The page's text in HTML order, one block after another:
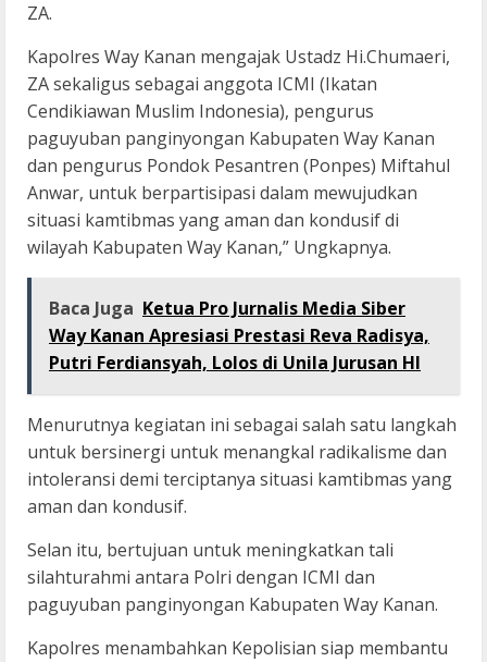
ZA.
Kapolres Way Kanan mengajak Ustadz Hi.Chumaeri,
ZA sekaligus sebagai anggota ICMI (Ikatan
Cendikiawan Muslim Indonesia), pengurus
paguyuban panginyongan Kabupaten Way Kanan
dan pengurus Pondok Pesantren (Ponpes) Miftahul
Anwar, untuk berpartisipasi dalam mewujudkan
situasi kamtibmas yang aman dan kondusif di
wilayah Kabupaten Way Kanan,” Ungkapnya.
Baca Juga Ketua Pro Jurnalis Media Siber
Way Kanan Apresiasi Prestasi Reva Radisya,
Putri Ferdiansyah, Lolos di Unila Jurusan HI
Menurutnya kegiatan ini sebagai salah satu langkah
untuk bersinergi untuk menangkal radikalisme dan
intoleransi demi terciptanya situasi kamtibmas yang
aman dan kondusif.
Selan itu, bertujuan untuk meningkatkan tali
silahturahmi antara Polri dengan ICMI dan
paguyuban panginyongan Kabupaten Way Kanan.
Kapolres menambahkan Kepolisian siap membantu